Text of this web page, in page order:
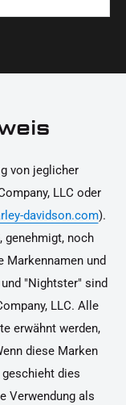
Tagen
von jeglicher
LLC oder
davidson.com).
genehmigt, noch
Markennamen und
"Nightster" sind
LLC. Alle
erwähnt werden,
diese Marken
dies
Verwendung als